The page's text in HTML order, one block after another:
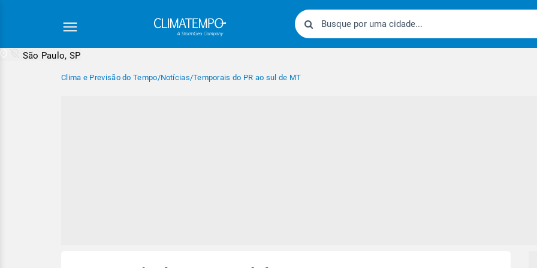
São Paulo, SP
Clima e Previsão do Tempo/Notícias/Temporais do PR ao sul de MT